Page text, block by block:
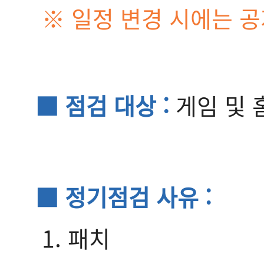
※ 일정 변경 시에는
■ 점검 대상 : 게임 및
■ 정기점검 사유 :
1. 패치